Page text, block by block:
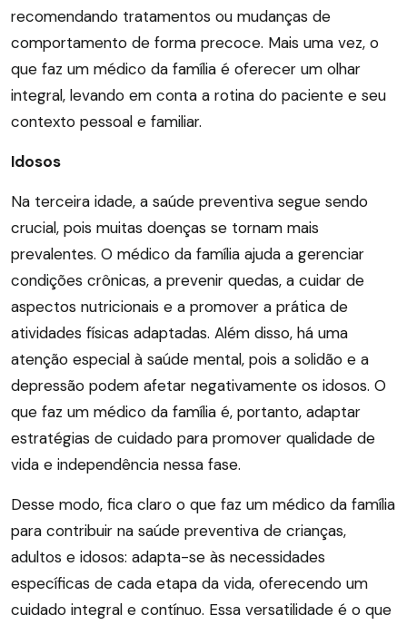
recomendando tratamentos ou mudanças de
comportamento de forma precoce. Mais uma vez, o
que faz um médico da família é oferecer um olhar
integral, levando em conta a rotina do paciente e seu
contexto pessoal e familiar.
Idosos
Na terceira idade, a saúde preventiva segue sendo
crucial, pois muitas doenças se tornam mais
prevalentes. O médico da família ajuda a gerenciar
condições crônicas, a prevenir quedas, a cuidar de
aspectos nutricionais e a promover a prática de
atividades físicas adaptadas. Além disso, há uma
atenção especial à saúde mental, pois a solidão e a
depressão podem afetar negativamente os idosos. O
que faz um médico da família é, portanto, adaptar
estratégias de cuidado para promover qualidade de
vida e independência nessa fase.
Desse modo, fica claro o que faz um médico da família
para contribuir na saúde preventiva de crianças,
adultos e idosos: adapta-se às necessidades
específicas de cada etapa da vida, oferecendo um
cuidado integral e contínuo. Essa versatilidade é o que